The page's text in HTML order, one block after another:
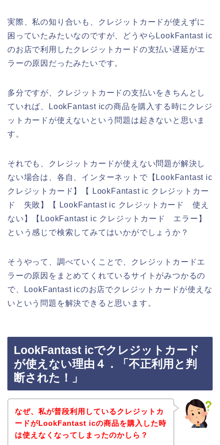
実際、私の知り合いも、クレジットカードが使えずに
困っていたみたいなのですが、どうやらLookFantast ic
のお店で利用したクレジットカードの支払い遅延がエ
ラーの原因だったみたいです。
多分ですが、クレジットカードの支払いをきちんとし
ていれば、LookFantast icの商品を購入する時にクレジ
ットカードが使えないという問題は起きないと思いま
す。
それでも、クレジットカードが使えない問題が解決し
ない場合は、各自、インターネットで【LookFantast ic
クレジットカード】【 LookFantast ic クレジットカー
ド 失敗】【 LookFantast ic クレジットカード 使え
ない】【LookFantast ic クレジットカード エラー】
という感じで検索してみてはいかがでしょうか？
そうやって、調べていくことで、クレジットカードエ
ラーの原因をまとめてくれているサイトがみつかるの
で、LookFantast icのお店でクレジットカードが使えな
いという問題を解決できると思います。
LookFantast icでクレジットカード
が使えない理由４．「不正利用と判
断された！」
なぜ、私が普段利用しているクレジットカ
ードがLookFantast icの商品を購入した時
は使えなくなってしまったのかしら？